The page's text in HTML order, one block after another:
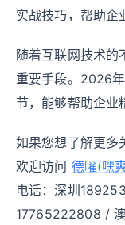
实战技巧，帮助企
随着互联网技术的
重要手段。2026
节，能够帮助企业
如果您想了解更多
欢迎访问 德曜(嘿
电话：深圳
17765222808 /